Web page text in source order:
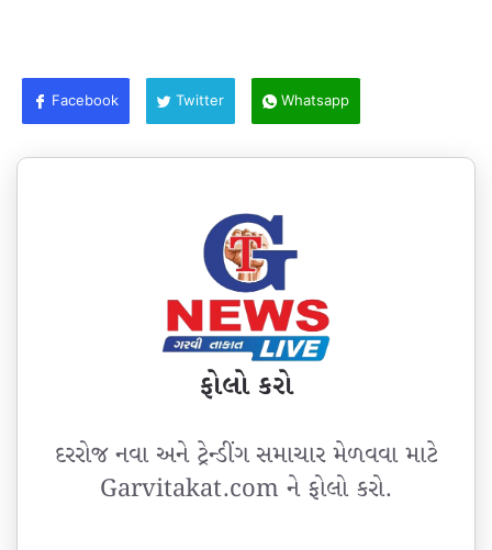
Facebook Twitter Whatsapp
ફોલો કરો
દરરોજ નવા અને ટ્રેન્ડીંગ સમાચાર મેળવવા માટે
Garvitakat.com ને ફોલો કરો.